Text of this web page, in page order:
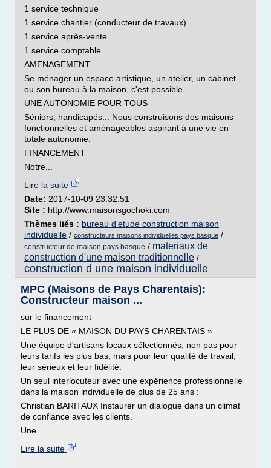
1 service technique
1 service chantier (conducteur de travaux)
1 service après-vente
1 service comptable
AMENAGEMENT
Se ménager un espace artistique, un atelier, un cabinet
ou son bureau à la maison, c'est possible...
UNE AUTONOMIE POUR TOUS
Séniors, handicapés... Nous construisons des maisons
fonctionnelles et aménageables aspirant à une vie en
totale autonomie.
FINANCEMENT
Notre...
Lire la suite
Date: 2017-10-09 23:32:51
Site : http://www.maisonsgochoki.com
Thèmes liés : bureau d'etude construction maison
individuelle / constructeurs maisons individuelles pays basque /
constructeur de maison pays basque / materiaux de
construction d'une maison traditionnelle /
construction d une maison individuelle
MPC (Maisons de Pays Charentais):
Constructeur maison ...
sur le financement
LE PLUS DE « MAISON DU PAYS CHARENTAIS »
Une équipe d'artisans locaux sélectionnés, non pas pour
leurs tarifs les plus bas, mais pour leur qualité de travail,
leur sérieux et leur fidélité.
Un seul interlocuteur avec une expérience professionnelle
dans la maison individuelle de plus de 25 ans :
Christian BARITAUX Instaurer un dialogue dans un climat
de confiance avec les clients.
Une...
Lire la suite